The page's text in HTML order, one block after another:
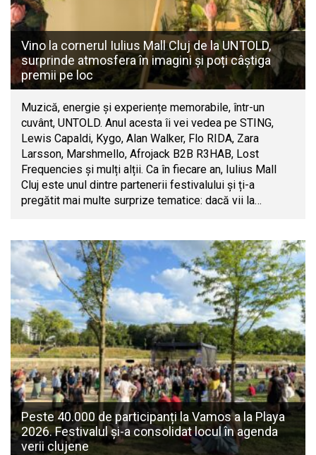
Vino la cornerul Iulius Mall Cluj de la UNTOLD,
surprinde atmosfera în imagini și poți câștiga
premii pe loc
Muzică, energie și experiențe memorabile, într-un
cuvânt, UNTOLD. Anul acesta îi vei vedea pe STING,
Lewis Capaldi, Kygo, Alan Walker, Flo RIDA, Zara
Larsson, Marshmello, Afrojack B2B R3HAB, Lost
Frequencies și mulți alții. Ca în fiecare an, Iulius Mall
Cluj este unul dintre partenerii festivalului și ți-a
pregătit mai multe surprize tematice: dacă vii la…
Peste 40.000 de participanți la Vamos a la Playa
2026. Festivalul și-a consolidat locul în agenda
verii clujene